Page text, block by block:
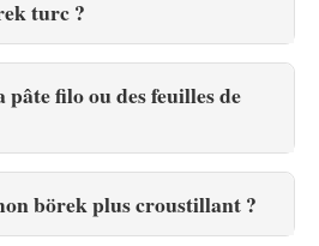
turc ?
filo ou des feuilles de
börek plus croustillant ?